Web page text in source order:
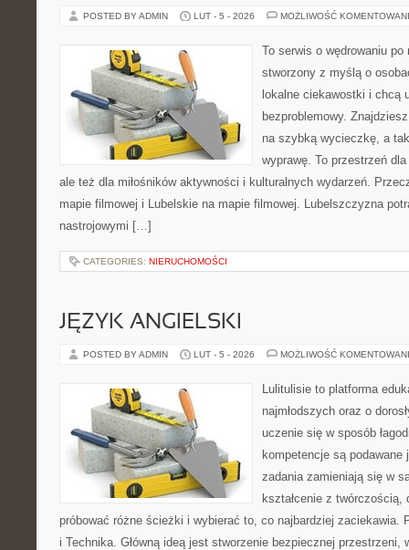
POSTED BY ADMIN LUT - 5 - 2026 MOŻLIWOŚĆ
To serwis o wędrowaniu
stworzony z myślą o
lokalne ciekawostki i chcą
bezproblemowy.
na szybką wycieczkę, a
wyprawę. To przestrzeń
ale też dla miłośników aktywności i kulturalnych wydarzeń.
mapie filmowej i Lubelskie na mapie filmowej. Lubelszczyzna
nastrojowymi […]
CATEGORIES: NIERUCHOMOŚCI
JĘZYK ANGIELSKI
POSTED BY ADMIN LUT - 5 - 2026 MOŻLIWOŚĆ
Lulitulisie to platforma
najmłodszych oraz o
uczenie się w sposób
kompetencje są
zadania zamieniają się w
kształcenie z
próbować różne ścieżki i wybierać to, co najbardziej zaciekawia.
i Technika. Główną ideą jest stworzenie bezpiecznej przestrzeni,